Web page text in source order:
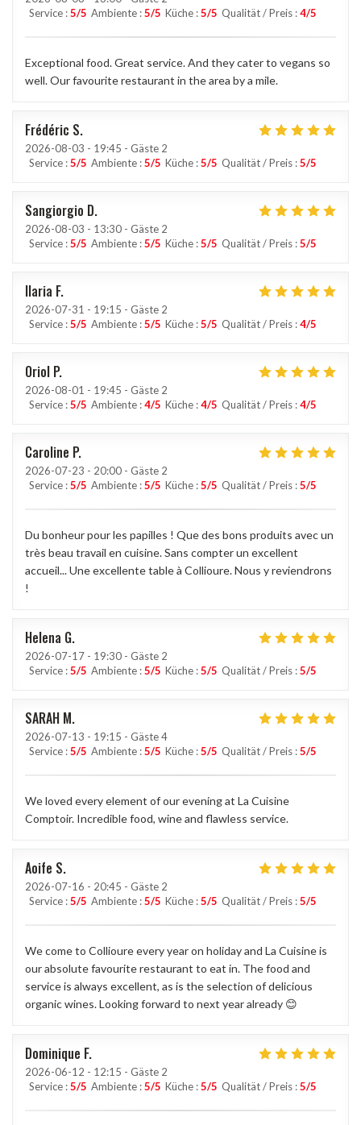
Service :5/5 Ambiente :5/5 Küche :5/5 Qualität / Preis :4/5
Exceptional food. Great service. And they cater to vegans so
well. Our favourite restaurant in the area by a mile.
Frédéric S
2026-08-03 - 19:45 - Gäste 2
Service :5/5 Ambiente :5/5 Küche :5/5 Qualität / Preis :5/5
Sangiorgio D
2026-08-03 - 13:30 - Gäste 2
Service :5/5 Ambiente :5/5 Küche :5/5 Qualität / Preis :5/5
Ilaria F
2026-07-31 - 19:15 - Gäste 2
Service :5/5 Ambiente :5/5 Küche :5/5 Qualität / Preis :4/5
Oriol P
2026-08-01 - 19:45 - Gäste 2
Service :5/5 Ambiente :4/5 Küche :4/5 Qualität / Preis :4/5
Caroline P
2026-07-23 - 20:00 - Gäste 2
Service :5/5 Ambiente :5/5 Küche :5/5 Qualität / Preis :5/5
Du bonheur pour les papilles ! Que des bons produits avec un
très beau travail en cuisine. Sans compter un excellent
accueil... Une excellente table à Collioure. Nous y reviendrons
!
Helena G
2026-07-17 - 19:30 - Gäste 2
Service :5/5 Ambiente :5/5 Küche :5/5 Qualität / Preis :5/5
SARAH M
2026-07-13 - 19:15 - Gäste 4
Service :5/5 Ambiente :5/5 Küche :5/5 Qualität / Preis :5/5
We loved every element of our evening at La Cuisine
Comptoir. Incredible food, wine and flawless service.
Aoife S
2026-07-16 - 20:45 - Gäste 2
Service :5/5 Ambiente :5/5 Küche :5/5 Qualität / Preis :5/5
We come to Collioure every year on holiday and La Cuisine is
our absolute favourite restaurant to eat in. The food and
service is always excellent, as is the selection of delicious
organic wines. Looking forward to next year already 😊
Dominique F
2026-06-12 - 12:15 - Gäste 2
Service :5/5 Ambiente :5/5 Küche :5/5 Qualität / Preis :5/5